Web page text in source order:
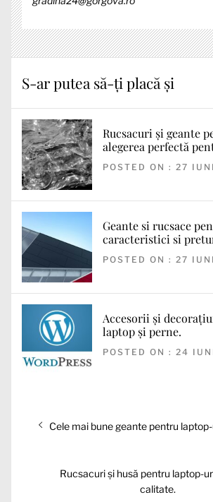
S-ar putea să-ți placă și
Rucsacuri și geante
alegerea perfectă
POSTED ON : 27
Geante si rucsace
caracteristici si
POSTED ON : 27
Accesorii și
laptop și perne.
POSTED ON : 24
Articolul
Cele mai bune geante pentru
Articolul
Rucsacuri și husă pentru laptop-
calitate.